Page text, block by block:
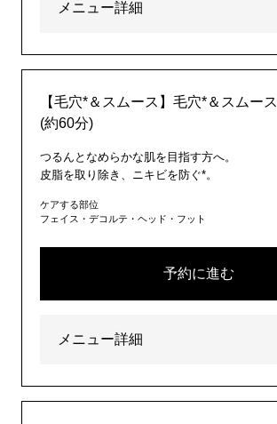
メニュー詳細
【毛穴*＆スムース】毛穴*＆スムース
(約60分)
つるんとなめらかな肌を目指す方へ。
皮脂を取り除き、ニキビを防ぐ*。
ケアする部位
フェイス・デコルテ・ヘッド・フット
予約に進む
メニュー詳細